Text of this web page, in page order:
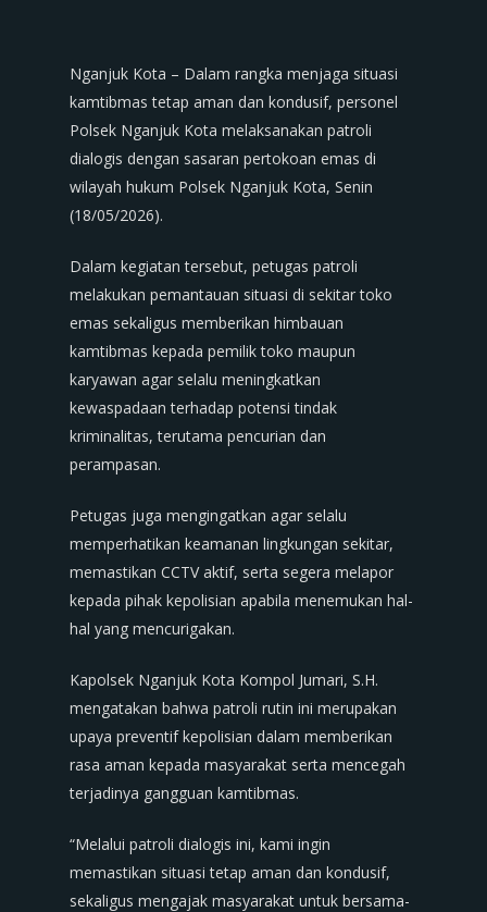
Nganjuk Kota – Dalam rangka menjaga situasi
kamtibmas tetap aman dan kondusif, personel
Polsek Nganjuk Kota melaksanakan patroli
dialogis dengan sasaran pertokoan emas di
wilayah hukum Polsek Nganjuk Kota, Senin
(18/05/2026).
Dalam kegiatan tersebut, petugas patroli
melakukan pemantauan situasi di sekitar toko
emas sekaligus memberikan himbauan
kamtibmas kepada pemilik toko maupun
karyawan agar selalu meningkatkan
kewaspadaan terhadap potensi tindak
kriminalitas, terutama pencurian dan
perampasan.
Petugas juga mengingatkan agar selalu
memperhatikan keamanan lingkungan sekitar,
memastikan CCTV aktif, serta segera melapor
kepada pihak kepolisian apabila menemukan hal-
hal yang mencurigakan.
Kapolsek Nganjuk Kota Kompol Jumari, S.H.
mengatakan bahwa patroli rutin ini merupakan
upaya preventif kepolisian dalam memberikan
rasa aman kepada masyarakat serta mencegah
terjadinya gangguan kamtibmas.
“Melalui patroli dialogis ini, kami ingin
memastikan situasi tetap aman dan kondusif,
sekaligus mengajak masyarakat untuk bersama-